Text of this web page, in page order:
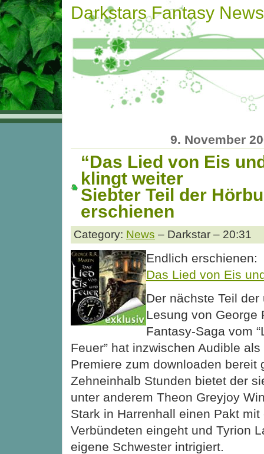
Darkstars Fantasy News
9. November
“Das Lied von Eis
klingt weiter
Siebter Teil der
erschienen
Category: News – Darkstar – 20:31
Endlich erschienen:
Das Lied von Eis
Der nächste Teil
Lesung von George
Fantasy-Saga vom
Feuer” hat inzwischen Audible
Premiere zum downloaden bereit
Zehneinhalb Stunden bietet der
unter anderem Theon Greyjoy
Stark in Harrenhall einen Pakt
Verbündeten eingeht und Tyrion
eigene Schwester intrigiert.